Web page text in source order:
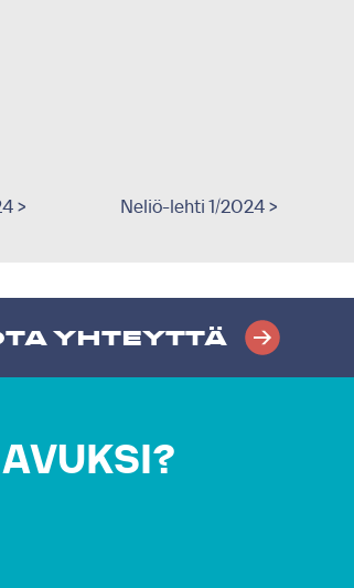
> Neliö-lehti 1/2024 >
YHTEYTTÄ